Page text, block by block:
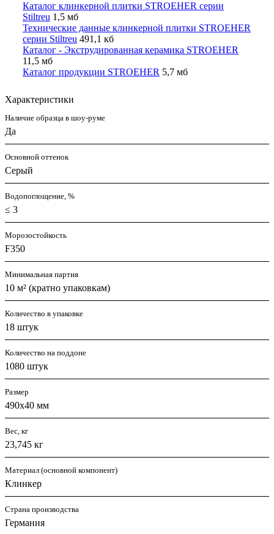
Каталог клинкерной плитки STROEHER серии
Stiltreu 1,5 мб
Технические данные клинкерной плитки STROEHER
серии Stiltreu 491,1 кб
Каталог - Экструдированная керамика STROEHER
11,5 мб
Каталог продукции STROEHER 5,7 мб
Характеристики
Наличие образца в шоу-руме
Да
Основной оттенок
Серый
Водопоглощение, %
≤ 3
Морозостойкость
F350
Минимальная партия
10 м² (кратно упаковкам)
Количество в упаковке
18 штук
Количество на поддоне
1080 штук
Размер
490х40 мм
Вес, кг
23,745 кг
Материал (основной компонент)
Клинкер
Страна производства
Германия